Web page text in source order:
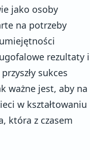
jako osoby
na potrzeby
rezultaty i
sukces
ważne jest, aby na
w kształtowaniu
która z czasem